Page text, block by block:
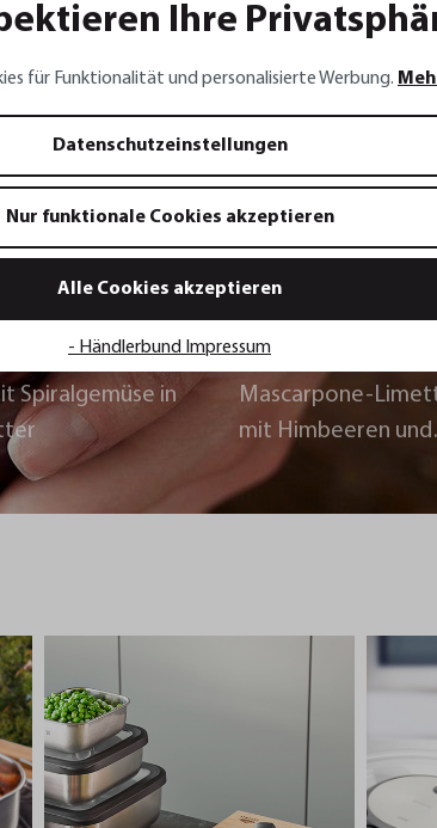
Spiralgemüse in
Mascarpone-
mit Himbeeren und
Schokoladencrumble
Ihre
für Funktionalität und personalisierte Werbung.
Datenschutzeinstellungen
Nur funktionale Cookies akzeptieren
Alle Cookies akzeptieren
- Händlerbund Impressum